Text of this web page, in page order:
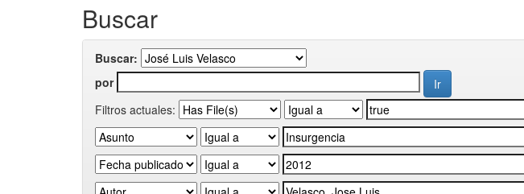
Buscar
Buscar:
por
Filtros actuales: